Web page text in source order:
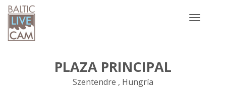
Toggle
PLAZA PRINCIPAL
Szentendre , Hungría